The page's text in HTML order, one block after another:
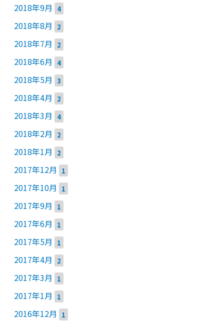
2018年9月 4
2018年8月 2
2018年7月 2
2018年6月 4
2018年5月 3
2018年4月 2
2018年3月 4
2018年2月 2
2018年1月 2
2017年12月 1
2017年10月 1
2017年9月 1
2017年6月 1
2017年5月 1
2017年4月 2
2017年3月 1
2017年1月 1
2016年12月 1